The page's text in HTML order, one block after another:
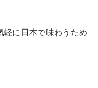
に日本で味わうため